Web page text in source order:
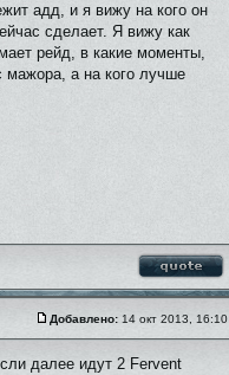
адд, и я вижу на кого он
сделает. Я вижу как
рейд, в какие моменты,
мажора, а на кого лучше
Добавлено: 14 окт 2013, 16:10
далее идут 2 Fervent